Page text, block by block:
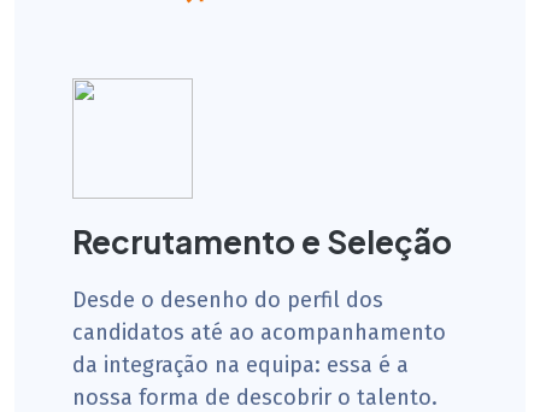
Recrutamento e Seleção
Desde o desenho do perfil dos
candidatos até ao acompanhamento
da integração na equipa: essa é a
nossa forma de descobrir o talento.